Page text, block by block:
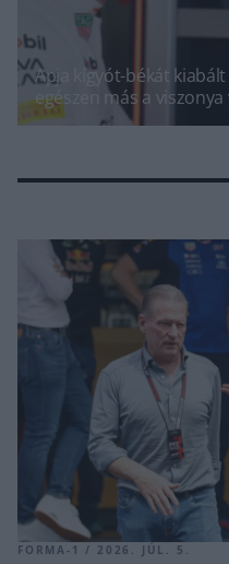
Apja kígyót-békát
egészen más a
FORMA-1 / 2026. JÚL. 5.